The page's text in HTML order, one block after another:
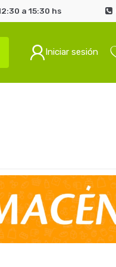
a 15:30 hs
Iniciar sesión